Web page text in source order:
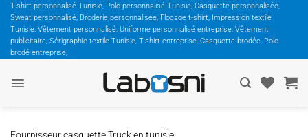
Passer
contenu
T-shirt personnalisé Tunisie, Polo personnalisé Tunisie, Casquette personnalisée,
Sweat personnalisé, Broderie personnalisée, Flocage t-shirt, Impression textile
Tunisie, Vêtement personnalisé, Uniforme personnalisé entreprise, Vêtement
publicitaire, Sérigraphie textile Tunisie, T-shirt entreprise, Casquette brodée, Polo
brodé entreprise,